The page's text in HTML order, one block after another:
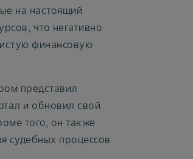
на настоящий
что негативно
финансовую
представил
и обновил свой
того, он также
судебных процессов